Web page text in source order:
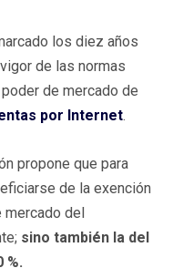
los diez años
de las normas
de mercado de
por Internet.
propone que para
de la exención
mercado del
sino también la del
%.